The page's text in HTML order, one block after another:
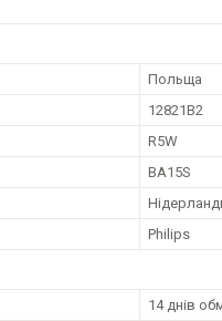
Польща
12821B2
R5W
BA15S
Philips
14 днів